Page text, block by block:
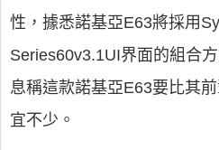
性，據悉諾基亞E63將採用
Series60v3.1UI界面的組合
息稱這款諾基亞E63要比其
宜不少。